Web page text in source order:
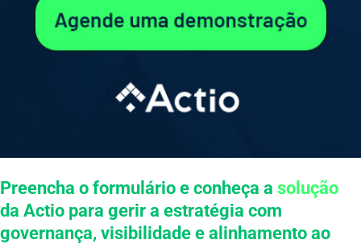
Preencha o formulário e conheça a solução
da Actio para gerir a estratégia com
governança, visibilidade e alinhamento ao